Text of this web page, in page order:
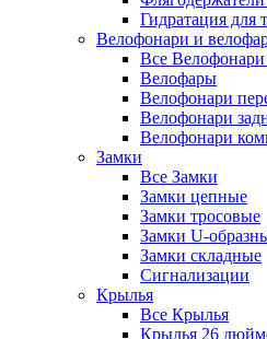
Гидратация для
Велофонари и
Все
Велофары
Велофонари
Велофонари
Велофонари
Замки
Все Замки
Замки цепные
Замки тросовые
Замки U-
Замки складные
Сигнализации
Крылья
Все Крылья
Крылья 26